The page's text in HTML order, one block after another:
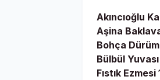
Akıncıoğlu
Aşina
Bohça
Bülbül
Fıstık